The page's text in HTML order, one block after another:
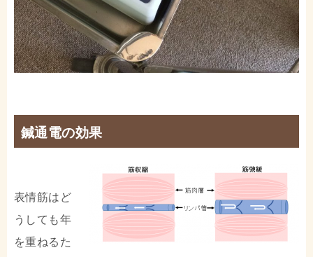
鍼通電の効果
表情筋はど
うしても年
を重ねるた